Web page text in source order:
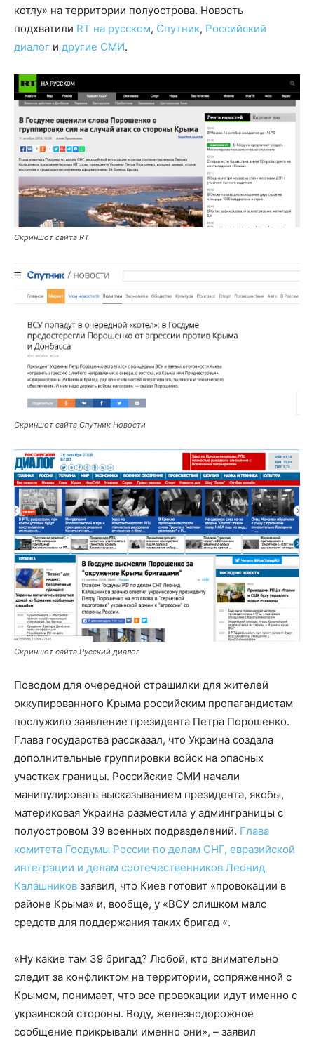
котлу» на территории полуострова. Новость
подхватили RT на русском, Спутник, Российский
диалог и другие СМИ.
Скриншот сайта RT
Скриншот сайта Спутник Новости
Скриншот сайта Русский диалог
Поводом для очередной страшилки для жителей
оккупированного Крыма российским пропагандистам
послужило заявление президента Петра Порошенко.
Глава государства рассказал, что Украина создала
дополнительные группировки войск на опасных
участках границы. Российские СМИ начали
манипулировать высказыванием президента, якобы,
материковая Украина разместила у админграницы с
полуостровом 39 военных подразделений. Глава
комитета Госдумы России по делам СНГ, евразийской
интеграции и делам соотечественников Леонид
Калашников заявил, что Киев готовит «провокации в
районе Крыма» и, вообще, у «ВСУ слишком мало
средств для поддержания таких бригад «.
«Ну какие там 39 бригад? Любой, кто внимательно
следит за конфликтом на территории, сопряженной с
Крымом, понимает, что все провокации идут именно с
украинской стороны. Воду, железнодорожное
сообщение прикрывали именно они», – заявил